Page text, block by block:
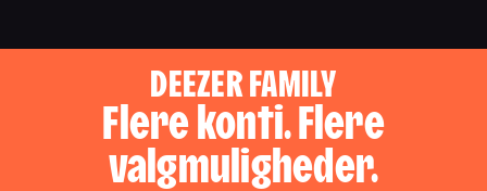
DEEZER FAMILY
Flere konti. Flere
valgmuligheder.